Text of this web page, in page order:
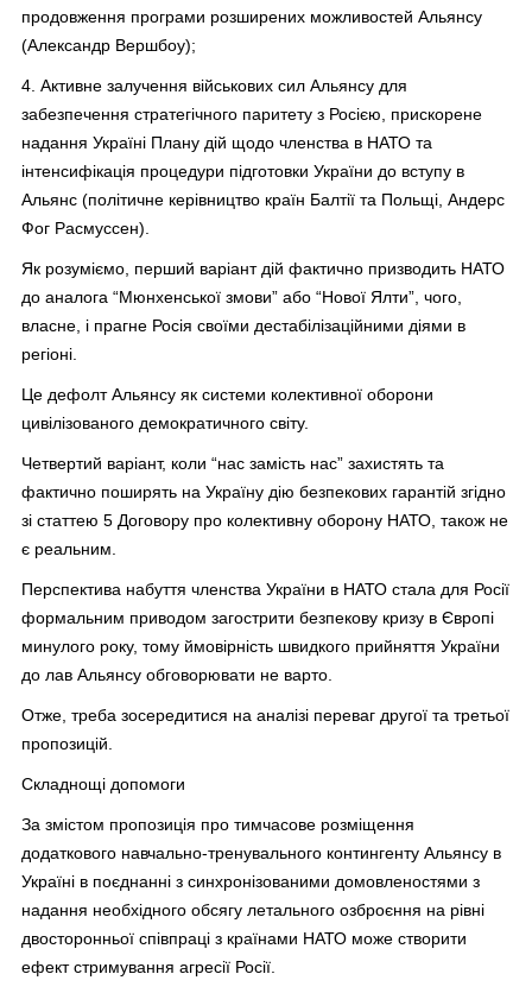
продовження програми розширених можливостей Альянсу
(Александр Вершбоу);
4. Активне залучення військових сил Альянсу для
забезпечення стратегічного паритету з Росією, прискорене
надання Україні Плану дій щодо членства в НАТО та
інтенсифікація процедури підготовки України до вступу в
Альянс (політичне керівництво країн Балтії та Польщі, Андерс
Фог Расмуссен).
Як розуміємо, перший варіант дій фактично призводить НАТО
до аналога “Мюнхенської змови” або “Нової Ялти”, чого,
власне, і прагне Росія своїми дестабілізаційними діями в
регіоні.
Це дефолт Альянсу як системи колективної оборони
цивілізованого демократичного світу.
Четвертий варіант, коли “нас замість нас” захистять та
фактично поширять на Україну дію безпекових гарантій згідно
зі статтею 5 Договору про колективну оборону НАТО, також не
є реальним.
Перспектива набуття членства України в НАТО стала для Росії
формальним приводом загострити безпекову кризу в Європі
минулого року, тому ймовірність швидкого прийняття України
до лав Альянсу обговорювати не варто.
Отже, треба зосередитися на аналізі переваг другої та третьої
пропозицій.
Складнощі допомоги
За змістом пропозиція про тимчасове розміщення
додаткового навчально-тренувального контингенту Альянсу в
Україні в поєднанні з синхронізованими домовленостями з
надання необхідного обсягу летального озброєння на рівні
двосторонньої співпраці з країнами НАТО може створити
ефект стримування агресії Росії.